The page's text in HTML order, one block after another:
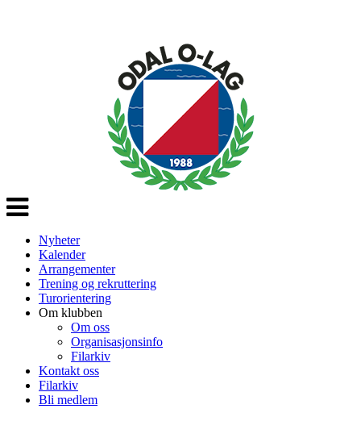
Veksle
navigasjon
Nyheter
Kalender
Arrangementer
Trening og rekruttering
Turorientering
Om klubben
Om oss
Organisasjonsinfo
Filarkiv
Kontakt oss
Filarkiv
Bli medlem